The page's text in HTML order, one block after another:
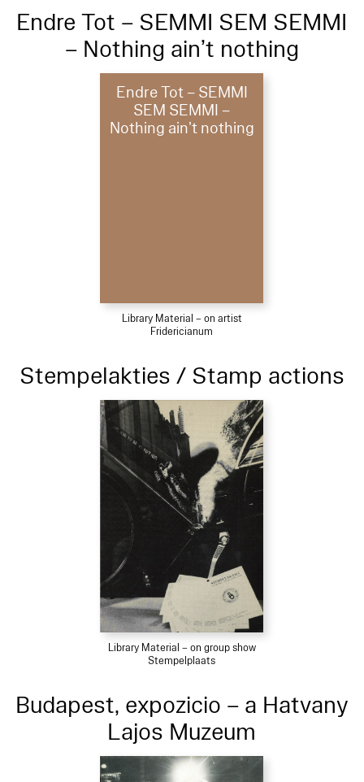
Endre Tot – SEMMI SEM SEMMI
– Nothing ain’t nothing
Endre Tot – SEMMI
SEM SEMMI –
Nothing ain’t nothing
Library Material – on artist
Fridericianum
Stempelakties / Stamp actions
Library Material – on group show
Stempelplaats
Budapest, expozicio – a Hatvany
Lajos Muzeum